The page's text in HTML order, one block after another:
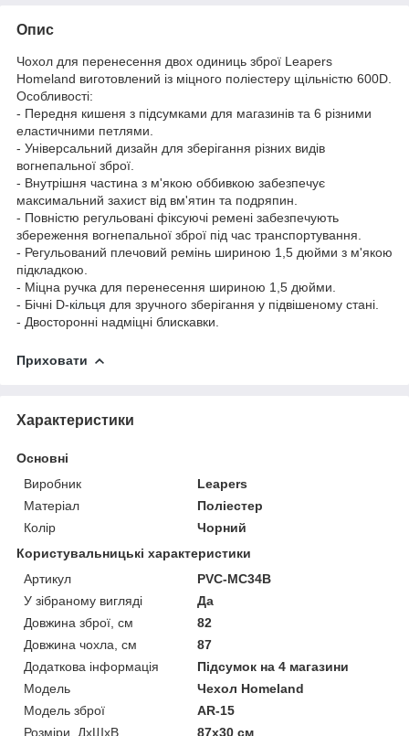
Опис
Чохол для перенесення двох одиниць зброї Leapers
Homeland виготовлений із міцного поліестеру щільністю 600D.
Особливості:
- Передня кишеня з підсумками для магазинів та 6 різними
еластичними петлями.
- Універсальний дизайн для зберігання різних видів
вогнепальної зброї.
- Внутрішня частина з м'якою оббивкою забезпечує
максимальний захист від вм'ятин та подряпин.
- Повністю регульовані фіксуючі ремені забезпечують
збереження вогнепальної зброї під час транспортування.
- Регульований плечовий ремінь шириною 1,5 дюйми з м'якою
підкладкою.
- Міцна ручка для перенесення шириною 1,5 дюйми.
- Бічні D-кільця для зручного зберігання у підвішеному стані.
- Двосторонні надміцні блискавки.
Приховати
Характеристики
Основні
Виробник
Leapers
Матеріал
Поліестер
Колір
Чорний
Користувальницькі характеристики
Артикул
PVC-MC34B
У зібраному вигляді
Да
Довжина зброї, см
82
Довжина чохла, см
87
Додаткова інформація
Підсумок на 4 магазини
Мoдель
Чехол Homeland
Модель зброї
AR-15
Розміри, ДхШхВ
87x30 см